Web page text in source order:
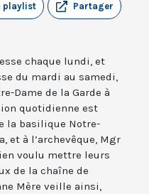
Partager
playlist
chaque lundi, et
du mardi au samedi,
Dame de la Garde à
quotidienne est
la basilique Notre-
et à l’archevêque, Mgr
voulu mettre leurs
de la chaîne de
Mère veille ainsi,